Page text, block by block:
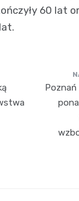
60 lat
Poznań